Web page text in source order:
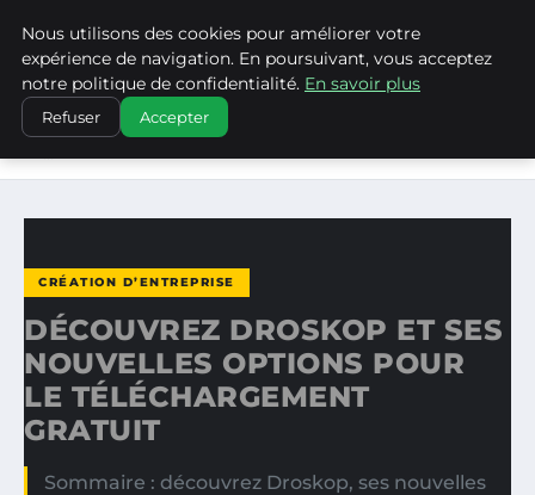
WP CAPE
ACCUEIL
CRÉATION D’ENTREPRISE
DÉCOUVREZ DROSKOP ET SES NOUVELLES OPTIONS POUR
CRÉATION D’ENTREPRISE
DÉCOUVREZ DROSKOP ET SES
NOUVELLES OPTIONS POUR
LE TÉLÉCHARGEMENT
GRATUIT
Sommaire : découvrez Droskop, ses nouvelles
Nous utilisons des cookies pour améliorer votre
expérience de navigation. En poursuivant, vous acceptez
notre politique de confidentialité. En savoir plus
Refuser Accepter